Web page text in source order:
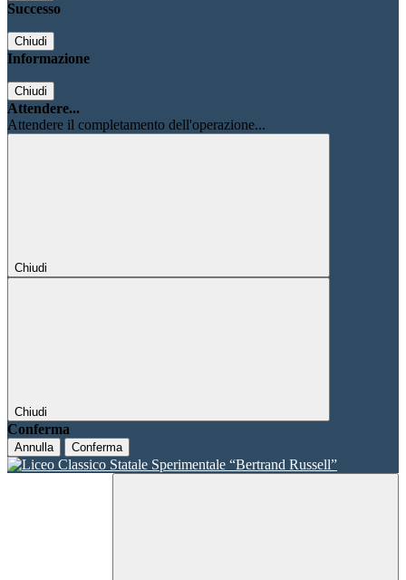
Successo
Chiudi
Informazione
Chiudi
Attendere...
Attendere il completamento dell'operazione...
Chiudi
Chiudi
Conferma
Annulla Conferma